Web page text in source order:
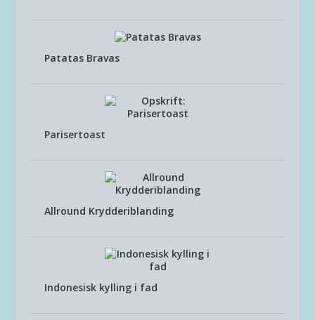
Patatas Bravas
Parisertoast
Allround Krydderiblanding
Indonesisk kylling i fad